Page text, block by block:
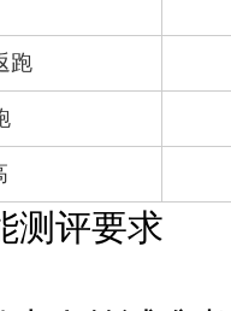
跑
评要求